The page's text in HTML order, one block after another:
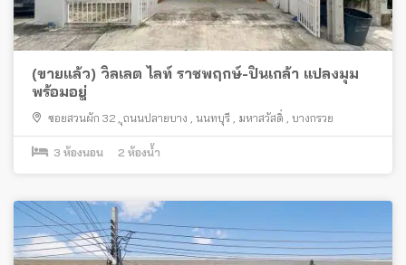
(ขายแล้ว) วิลเลต ไลท์ ราชพฤกษ์-ปิ่นเกล้า แปลงมุม
พร้อมอยู่
ซอยสวนผัก 32 ุถนนปลายบาง นนทบุรี มหาสวัสดิ์ บางกรวย
3 ห้องนอน 2 ห้องน้ำ